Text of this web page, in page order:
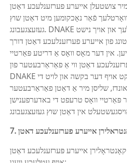
צושטעלן אייערע פערזענלעכע דאַטן
פֿאַר נאָכקומען מיט דאַטן שוץ
געזעצגעבונג. DNAKE איז נישט פאַראַנטוואָרטלעך און אויך נישט
פון אייערע פערזענלעכע דאַטן דורך
אין דער מאָס וואָס אַ דריטע פּאַרטיי
דאַטן ווי אַ פאַראַרבעטער פון
DNAKE און דעריבער אַקט אויף דער בקשה און לויט די
אונדז, שליסן מיר אַ דאַטן פאַראַרבעטער
וואָס טרעפט די באדערפענישן
אייערע פּערזענלעכע דאַטן